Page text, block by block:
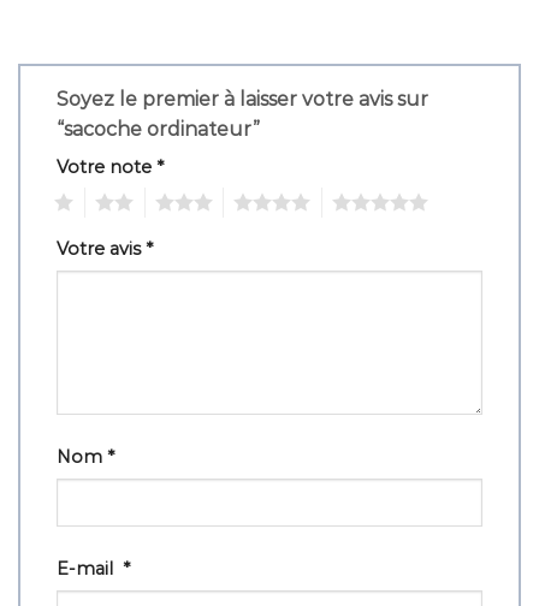
Soyez le premier à laisser votre avis sur
“sacoche ordinateur”
Votre note *
Votre avis*
Nom *
E-mail *